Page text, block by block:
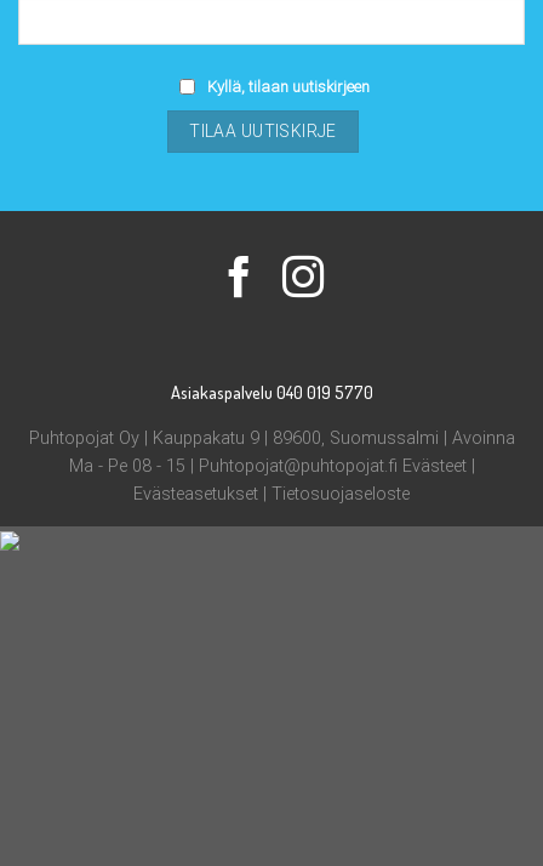
Kyllä, tilaan uutiskirjeen
Asiakaspalvelu 040 019 5770
Puhtopojat Oy | Kauppakatu 9 | 89600, Suomussalmi | Avoinna
Ma - Pe 08 - 15 |
Puhtopojat@puhtopojat.fi Evästeet|
Evästeasetukset
Tietosuojaseloste